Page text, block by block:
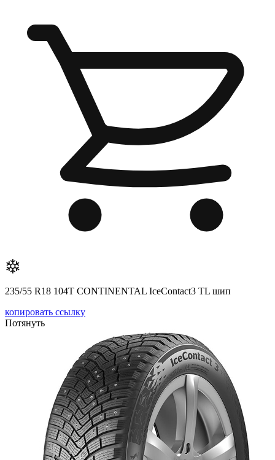
235/55 R18 104T CONTINENTAL IceContact3 TL шип
копировать ссылку
Потянуть